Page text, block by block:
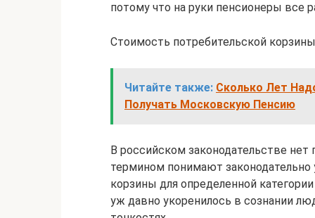
потому что на руки пенсионеры все
Стоимость потребительской
Читайте также: Сколько Лет
Получать Московскую Пенсию
В российском законодательстве
термином понимают
корзины для определенной
уж давно укоренилось в сознании